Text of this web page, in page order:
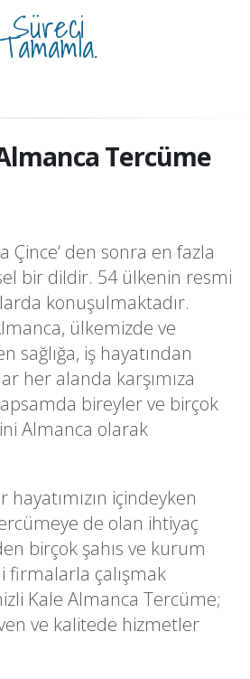
Süreci
Tamamla.
Tercüme
Çince‘ den sonra en fazla
bir dildir. 54 ülkenin resmi
konuşulmaktadır.
ülkemizde ve
sağlığa, iş hayatından
her alanda karşımıza
bireyler ve birçok
Almanca olarak
içindeyken
de olan ihtiyaç
birçok şahıs ve kurum
firmalarla çalışmak
Kale Almanca Tercüme;
ve kalitede hizmetler